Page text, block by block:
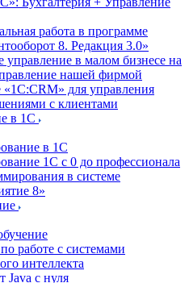
работа в программе
8. Редакция 3.0»
управление в малом бизнесе на
нашей фирмой
для управления
с клиентами
в 1С
в 1С
1С с 0 до профессионала
в системе
8»
работе с системами
интеллекта
Java с нуля